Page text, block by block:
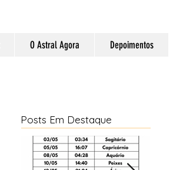
O Astral Agora Depoimentos
Posts Em Destaque